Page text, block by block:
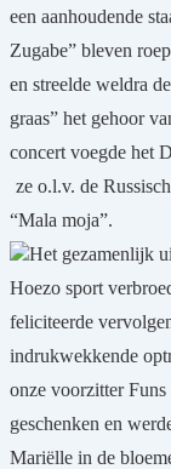
een aanhoudende
Zugabe” bleven
en streelde weldra
graas” het gehoor
concert voegde het
ze o.l.v. de
“Mala moja”.
Het gezamenlijk
Hoezo sport
feliciteerde
indrukwekkende
onze voorzitter
geschenken en
Mariëlle in de